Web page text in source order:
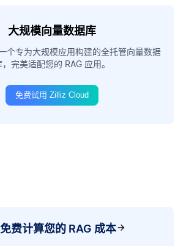
大规模向量数据库
个专为大规模应用构建的全托管向量数据
，完美适配您的 RAG 应用。
免费试用 Zilliz Cloud
费计算您的 RAG 成本